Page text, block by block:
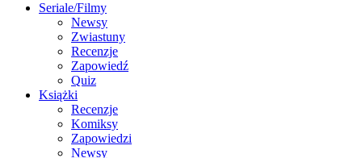
Seriale/Filmy
Newsy
Zwiastuny
Recenzje
Zapowiedź
Quiz
Książki
Recenzje
Komiksy
Zapowiedzi
Newsy